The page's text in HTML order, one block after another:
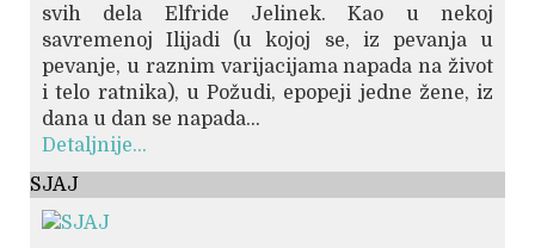
svih dela Elfride Jelinek. Kao u nekoj
savremenoj Ilijadi (u kojoj se, iz pevanja u
pevanje, u raznim varijacijama napada na život
i telo ratnika), u Požudi, epopeji jedne žene, iz
dana u dan se napada...
Detaljnije...
SJAJ